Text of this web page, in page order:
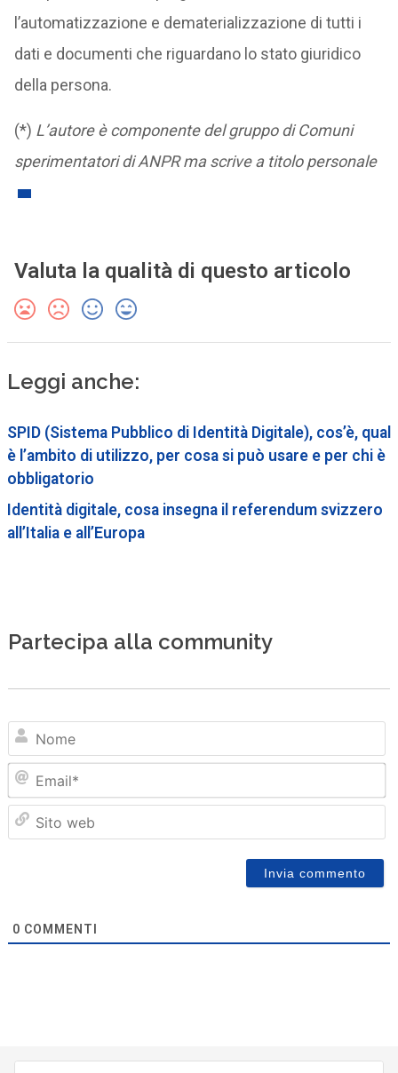
l’automatizzazione e dematerializzazione di tutti i
dati e documenti che riguardano lo stato giuridico
della persona.
(*) L’autore è componente del gruppo di Comuni
sperimentatori di ANPR ma scrive a titolo personale
Valuta la qualità di questo articolo
Leggi anche:
SPID (Sistema Pubblico di Identità Digitale), cos’è, qual
è l’ambito di utilizzo, per cosa si può usare e per chi è
obbligatorio
Identità digitale, cosa insegna il referendum svizzero
all’Italia e all’Europa
Partecipa alla community
0 COMMENTI